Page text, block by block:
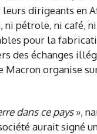
dans ce pays»,
aurait signé